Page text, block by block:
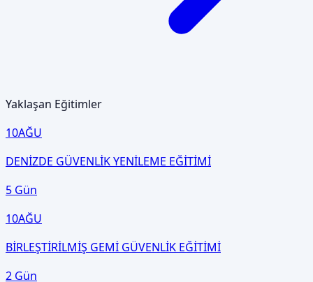
Yaklaşan Eğitimler
10AĞU
DENİZDE GÜVENLİK YENİLEME EĞİTİMİ
5 Gün
10AĞU
BİRLEŞTİRİLMİŞ GEMİ GÜVENLİK EĞİTİMİ
2 Gün